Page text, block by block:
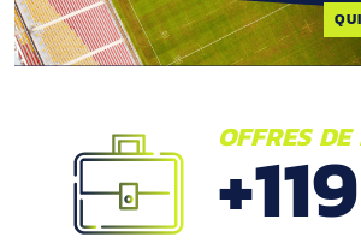
OFFRES
+119